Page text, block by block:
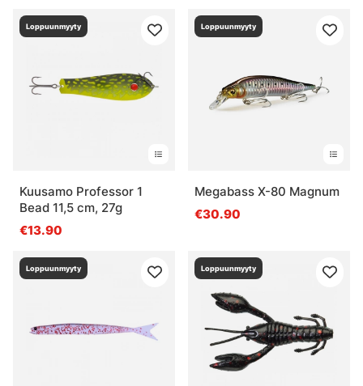
Loppuunmyyty
Kuusamo Professor 1
Bead 11,5 cm, 27g
€13.90
Loppuunmyyty
Megabass X-80 Magnum
€30.90
Loppuunmyyty Loppuunmyyty